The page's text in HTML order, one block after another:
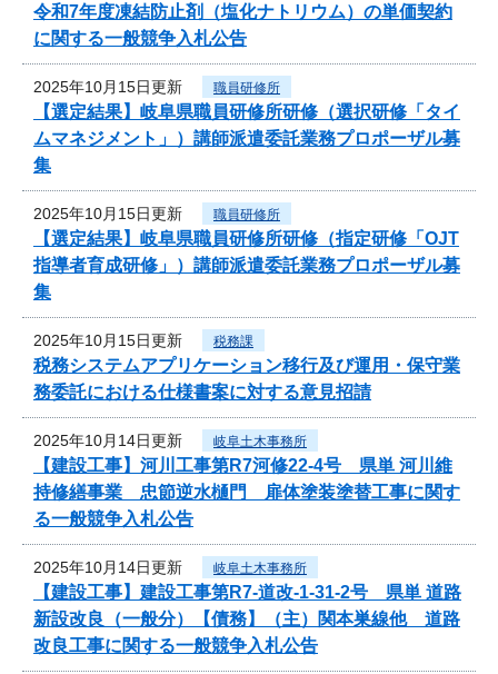
令和7年度凍結防止剤（塩化ナトリウム）の単価契約
に関する一般競争入札公告
2025年10月15日更新 職員研修所
【選定結果】岐阜県職員研修所研修（選択研修「タイ
ムマネジメント」）講師派遣委託業務プロポーザル募
集
2025年10月15日更新 職員研修所
【選定結果】岐阜県職員研修所研修（指定研修「OJT
指導者育成研修」）講師派遣委託業務プロポーザル募
集
2025年10月15日更新 税務課
税務システムアプリケーション移行及び運用・保守業
務委託における仕様書案に対する意見招請
2025年10月14日更新 岐阜土木事務所
【建設工事】河川工事第R7河修22-4号 県単 河川維
持修繕事業 忠節逆水樋門 扉体塗装塗替工事に関す
る一般競争入札公告
2025年10月14日更新 岐阜土木事務所
【建設工事】建設工事第R7-道改-1-31-2号 県単 道路
新設改良（一般分）【債務】（主）関本巣線他 道路
改良工事に関する一般競争入札公告